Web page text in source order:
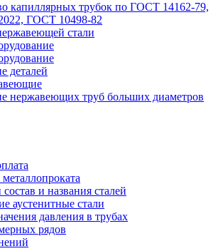
капиллярных трубок по ГОСТ 14162-79,
ГОСТ 10498-82
стали
деталей
нержавеющих труб больших диаметров
и названия сталей
аустенитные стали
давления в трубах
рядов